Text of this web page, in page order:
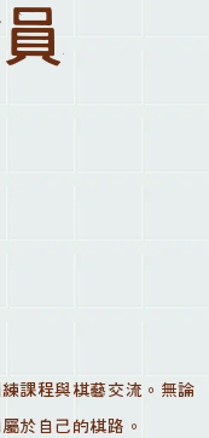
員
課程與棋藝交流。無論
於自己的棋路。